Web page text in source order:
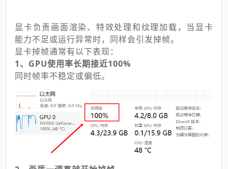
显卡负责画面渲染、特效处理和纹理加载，当显卡
能力不足或运行异常时，同样会引发掉帧。
显卡掉帧通常有以下表现：
1、GPU使用率长期接近100%
同时帧率不稳定或偏低。